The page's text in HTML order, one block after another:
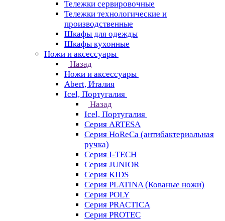
Тележки сервировочные
Тележки технологические и
производственные
Шкафы для одежды
Шкафы кухонные
Ножи и аксессуары
Назад
Ножи и аксессуары
Abert, Италия
Icel, Португалия
Назад
Icel, Португалия
Серия ARTESA
Серия HoReCa (антибактериальная
ручка)
Серия I-TECH
Серия JUNIOR
Серия KIDS
Серия PLATINA (Кованые ножи)
Серия POLY
Серия PRACTICA
Серия PROTEC